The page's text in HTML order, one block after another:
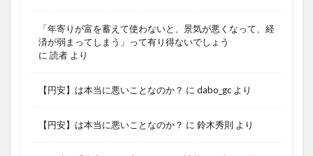
「年寄りが富を蓄えて使わないと、景気が悪くなって、経
済が弱まってしまう」って有り得ないでしょう
に 読者 より
【円安】は本当に悪いことなのか？ に dabo_gc より
【円安】は本当に悪いことなのか？ に 鈴木秀則 より